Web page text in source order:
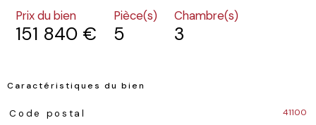
Prix du bien
151 840 €
Pièce(s)
5
Chambre(s)
3
Caractéristiques du bien
Caractéristiques
Code postal 41100